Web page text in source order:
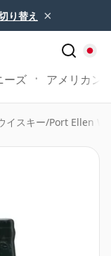
り替え ×
ーズ アメリカン
イスキー/Port Ellen